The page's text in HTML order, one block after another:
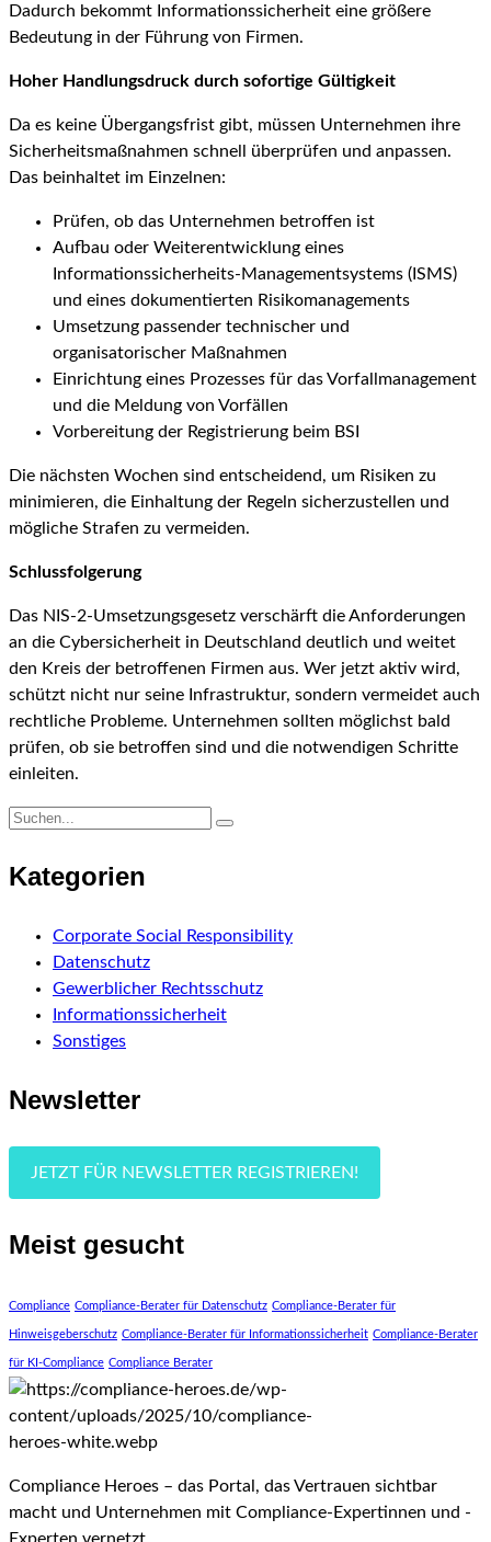
Dadurch bekommt Informationssicherheit eine größere
Bedeutung in der Führung von Firmen.
Hoher Handlungsdruck durch sofortige Gültigkeit
Da es keine Übergangsfrist gibt, müssen Unternehmen ihre
Sicherheitsmaßnahmen schnell überprüfen und anpassen.
Das beinhaltet im Einzelnen:
Prüfen, ob das Unternehmen betroffen ist
Aufbau oder Weiterentwicklung eines
Informationssicherheits-Managementsystems (ISMS)
und eines dokumentierten Risikomanagements
Umsetzung passender technischer und
organisatorischer Maßnahmen
Einrichtung eines Prozesses für das Vorfallmanagement
und die Meldung von Vorfällen
Vorbereitung der Registrierung beim BSI
Die nächsten Wochen sind entscheidend, um Risiken zu
minimieren, die Einhaltung der Regeln sicherzustellen und
mögliche Strafen zu vermeiden.
Schlussfolgerung
Das NIS-2-Umsetzungsgesetz verschärft die Anforderungen
an die Cybersicherheit in Deutschland deutlich und weitet
den Kreis der betroffenen Firmen aus. Wer jetzt aktiv wird,
schützt nicht nur seine Infrastruktur, sondern vermeidet auch
rechtliche Probleme. Unternehmen sollten möglichst bald
prüfen, ob sie betroffen sind und die notwendigen Schritte
einleiten.
Kategorien
Corporate Social Responsibility
Datenschutz
Gewerblicher Rechtsschutz
Informationssicherheit
Sonstiges
Newsletter
JETZT FÜR NEWSLETTER REGISTRIEREN!
Meist gesucht
Compliance Compliance-Berater für Datenschutz Compliance-Berater für
Hinweisgeberschutz Compliance-Berater für Informationssicherheit Compliance-Berater
für KI-Compliance Compliance Berater
Compliance Heroes – das Portal, das Vertrauen sichtbar
macht und Unternehmen mit Compliance-Expertinnen und -
Experten vernetzt.